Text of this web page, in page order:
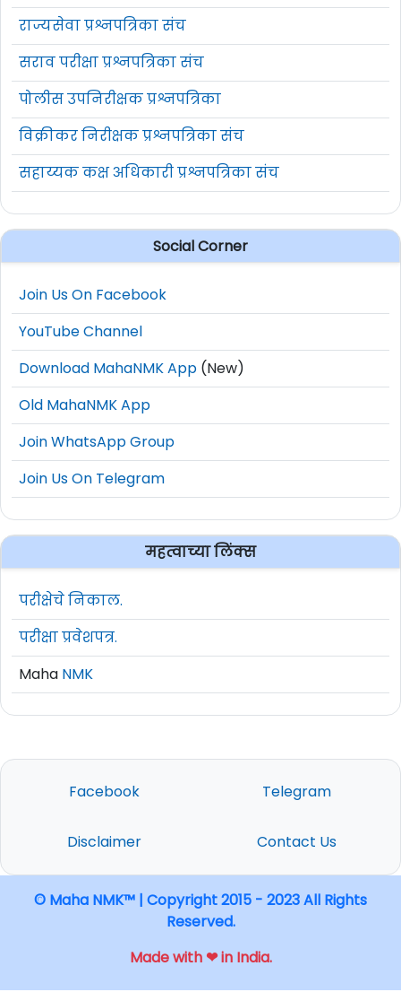
राज्यसेवा प्रश्नपत्रिका संच
सराव परीक्षा प्रश्नपत्रिका संच
पोलीस उपनिरीक्षक प्रश्नपत्रिका
विक्रीकर निरीक्षक प्रश्नपत्रिका संच
सहाय्यक कक्ष अधिकारी प्रश्नपत्रिका संच
Social Corner
Join Us On Facebook
YouTube Channel
Download MahaNMK App (New)
Old MahaNMK App
Join WhatsApp Group
Join Us On Telegram
महत्वाच्या लिंक्स
परीक्षेचे निकाल.
परीक्षा प्रवेशपत्र.
Maha NMK
Facebook Telegram
Disclaimer Contact Us
© Maha NMK™ | Copyright 2015 - 2023 All Rights
Reserved.
Made with ❤ in India.